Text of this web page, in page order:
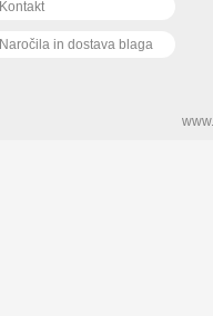
Kontakt
Naročila in dostava blaga